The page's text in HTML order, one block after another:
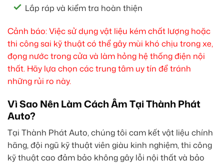
Lắp ráp và kiểm tra hoàn thiện
Cảnh báo: Việc sử dụng vật liệu kém chất lượng hoặc
thi công sai kỹ thuật có thể gây mùi khó chịu trong xe,
đọng nước trong cửa và làm hỏng hệ thống điện nội
thất. Hãy lựa chọn các trung tâm uy tín để tránh
những rủi ro này.
Vì Sao Nên Làm Cách Âm Tại Thành Phát
Auto?
Tại Thành Phát Auto, chúng tôi cam kết vật liệu chính
hãng, đội ngũ kỹ thuật viên giàu kinh nghiệm, thi công
kỹ thuật cao đảm bảo không gây lỗi nội thất và bảo